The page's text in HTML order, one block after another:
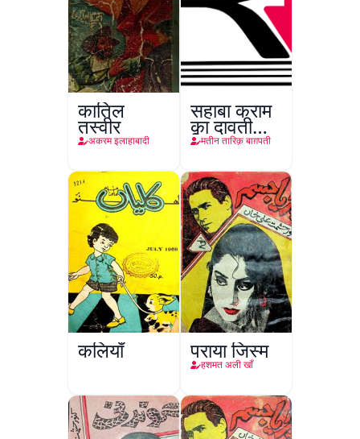
कातिल
तस्वीर
अकरम इलाहाबादी
सहाबा कराम
का दावती
किरदार
मतीन तारिक़ बाग़पती
कलियाँ पराया जिस्म
हशमत अली खाँ